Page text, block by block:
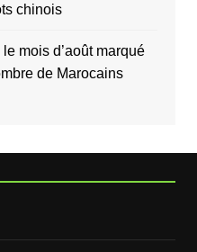
chinois
mois d’août marqué
de Marocains